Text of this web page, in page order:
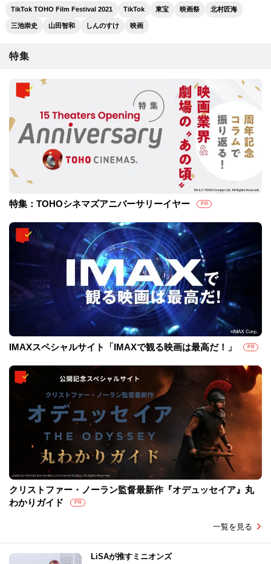
TikTok TOHO Film Festival 2021 TikTok 東宝 映画祭 北村匠海
三池崇史 山田智和 しんのすけ 映画
特集
特集：TOHOシネマズアニバーサリーイヤー PR
IMAXスペシャルサイト「IMAXで観る映画は最高だ！」 PR
クリストファー・ノーラン監督最新作『オデュッセイア』丸
わかりガイド
PR
一覧を見る
LiSAが推すミニオンズ